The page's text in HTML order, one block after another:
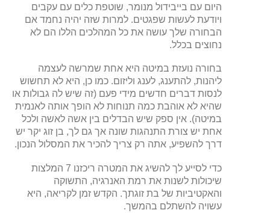
היום עם בייבידול מנומר, שוטפת כלים עם עקבים
ויודעת לעשות שפגטים. למרות שזה יהיה נחמד אם
הבחורה שלך עושה את כל המהלכים הללו הם לא
נחוצים בכלל.
בחורה נועזת במיטה היא אחת שמרשה לעצמה
ליהנות, להתענג, לענג וליזום. כמו כן, היא לא תחשוש
לנסות דברים חדשים מידי פעם (זה שיש לה גבולות או
שהיא לא אוהבת כמה תנוחות לא הופך אותה לאנמית
במיטה). אין ספק שיש הבדלים בין אשה לאשה ולכל
אחת יש צורת התנהגות שונה אך גם לך, בן זוג יקר יש
דרך להשפיע, אתה רק צריך להכיר את המסלול הנכון.
כדי לסייע לך להשיג את המטרה ריכזנו 7 המלצות
שיכולות לשנות את רמת האנרגיה, התשוקה
והאקטיביות של בת זוגתך. הקדש זמן לקריאה, היא
עשויה להשתלם בהמשך.